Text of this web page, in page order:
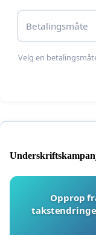
Dette oppropet
reinbeitedistrikter.
Per John Anti,
Frode Utsi,
Mikkel Johan
Betalingsmåte
Velg en
Opprop